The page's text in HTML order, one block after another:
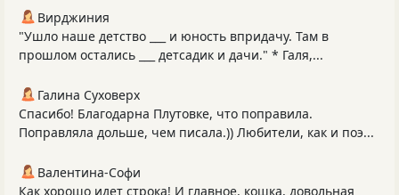
Вирджиния
"Ушло наше детство ___ и юность впридачу. Там в
прошлом остались ___ детсадик и дачи." * Галя,...
Галина Суховерх
Спасибо! Благодарна Плутовке, что поправила.
Поправляла дольше, чем писала.)) Любители, как и поэ...
Валентина-Софи
Как хорошо идет строка! И главное, кошка, довольная